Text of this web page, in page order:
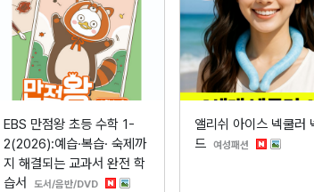
EBS 만점왕 초등 수학 1-
2(2026):예습·복습· 숙제까
지 해결되는 교과서 완전 학
습서
도서/음반/DVD분류
앨리쉬 아이스 넥쿨러
드 여성패션분류